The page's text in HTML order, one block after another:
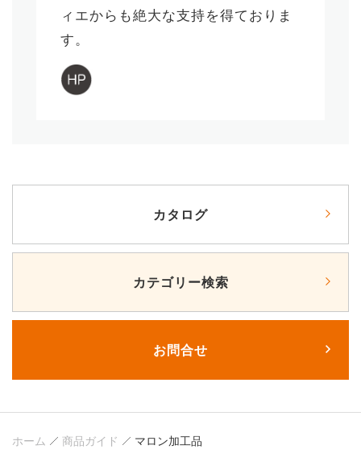
ィエからも絶大な支持を得ておりま
す。
カタログ
カテゴリー検索
お問合せ
ホーム 商品ガイド マロン加工品